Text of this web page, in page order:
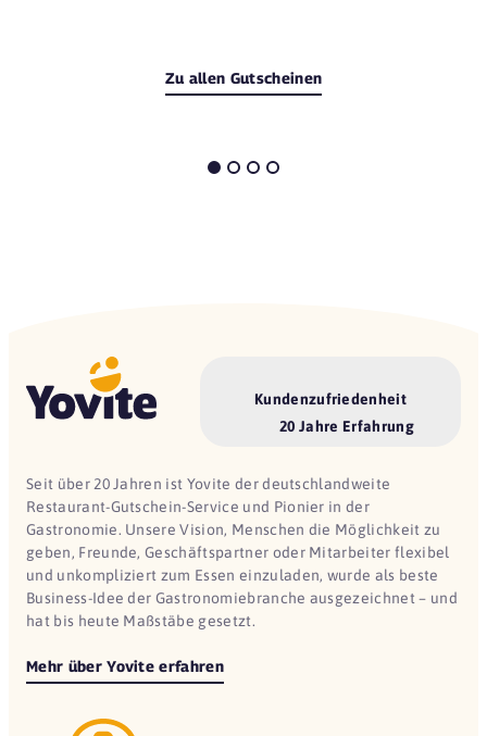
Zu allen Gutscheinen
Kundenzufriedenheit
20 Jahre Erfahrung
Seit über 20 Jahren ist Yovite der deutschlandweite
Restaurant-Gutschein-Service und Pionier in der
Gastronomie. Unsere Vision, Menschen die Möglichkeit zu
geben, Freunde, Geschäftspartner oder Mitarbeiter flexibel
und unkompliziert zum Essen einzuladen, wurde als beste
Business-Idee der Gastronomiebranche ausgezeichnet – und
hat bis heute Maßstäbe gesetzt.
Mehr über Yovite erfahren